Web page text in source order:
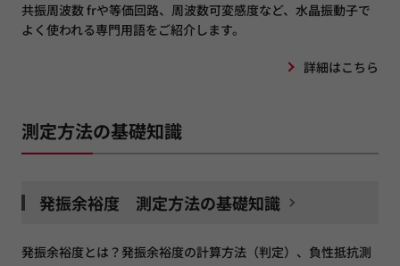
共振周波数 frや等価回路、周波数可変感度など、水晶振動子で
よく使われる専門用語をご紹介します。
詳細はこちら
測定方法の基礎知識
発振余裕度 測定方法の基礎知識
発振余裕度とは？発振余裕度の計算方法（判定）、負性抵抗測